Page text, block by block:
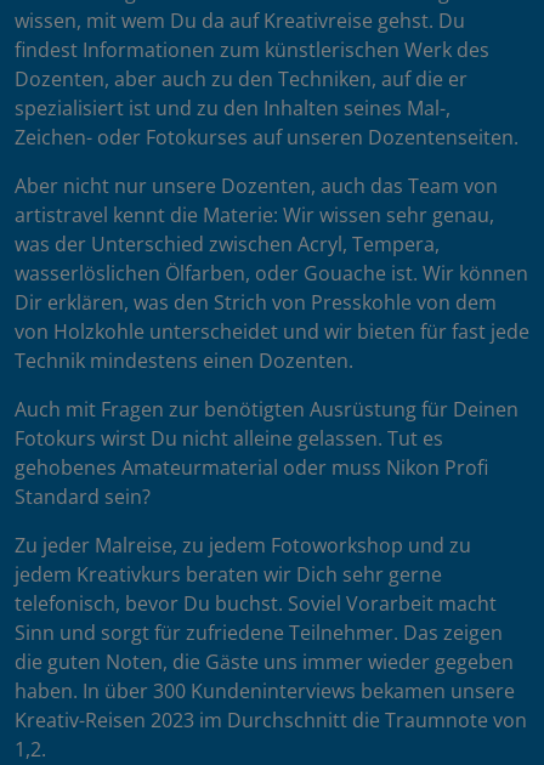
wissen, mit wem Du da auf Kreativreise gehst. Du
findest Informationen zum künstlerischen Werk des
Dozenten, aber auch zu den Techniken, auf die er
spezialisiert ist und zu den Inhalten seines Mal-,
Zeichen- oder Fotokurses auf unseren Dozentenseiten.
Aber nicht nur unsere Dozenten, auch das Team von
artistravel kennt die Materie: Wir wissen sehr genau,
was der Unterschied zwischen Acryl, Tempera,
wasserlöslichen Ölfarben, oder Gouache ist. Wir können
Dir erklären, was den Strich von Presskohle von dem
von Holzkohle unterscheidet und wir bieten für fast jede
Technik mindestens einen Dozenten.
Auch mit Fragen zur benötigten Ausrüstung für Deinen
Fotokurs wirst Du nicht alleine gelassen. Tut es
gehobenes Amateurmaterial oder muss Nikon Profi
Standard sein?
Zu jeder Malreise, zu jedem Fotoworkshop und zu
jedem Kreativkurs beraten wir Dich sehr gerne
telefonisch, bevor Du buchst. Soviel Vorarbeit macht
Sinn und sorgt für zufriedene Teilnehmer. Das zeigen
die guten Noten, die Gäste uns immer wieder gegeben
haben. In über 300 Kundeninterviews bekamen unsere
Kreativ-Reisen 2023 im Durchschnitt die Traumnote von
1,2.